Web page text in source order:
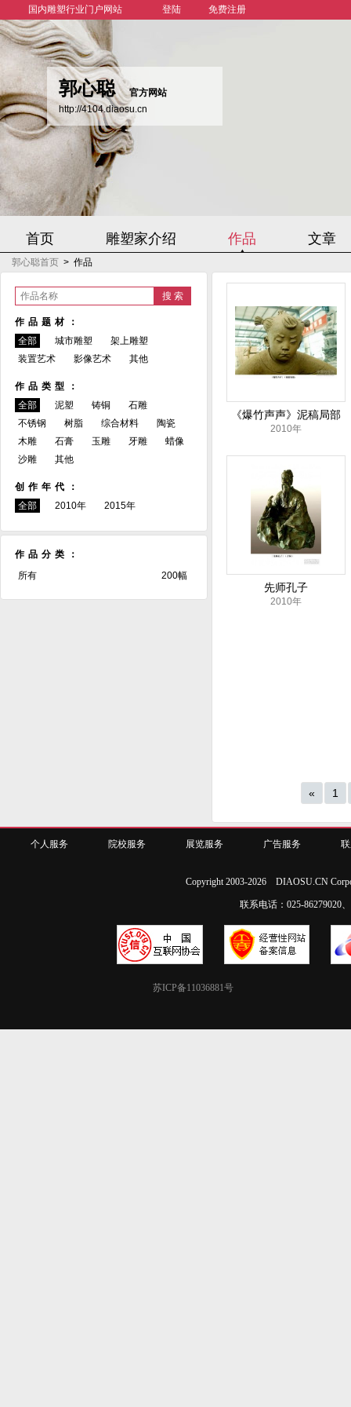
国内雕塑行业门户网站 登陆 免费注册
郭心聪
官方网站
http://4104.diaosu.cn
首页 雕塑家介绍 作品 文章
郭心聪首页 > 作品
作品名称
作品题材：
全部
城市雕塑
架上雕塑
装置艺术
影像艺术 其他
作品类型：
全部
泥塑 铸铜
石雕
不锈钢
树脂 综合材料
陶瓷
木雕
石膏 玉雕 牙雕
蜡像
沙雕
其他
创作年代：
全部
2010年 2015年
《爆竹声声》泥稿局部
2010年
先师孔子
2010年
« 1
作品分类：
所有
200幅
个人服务 院校服务 展览服务 广告服务
Copyright 2003-2026 DIAOSU.CN
联系电话：025-86279020
苏ICP备11036881号